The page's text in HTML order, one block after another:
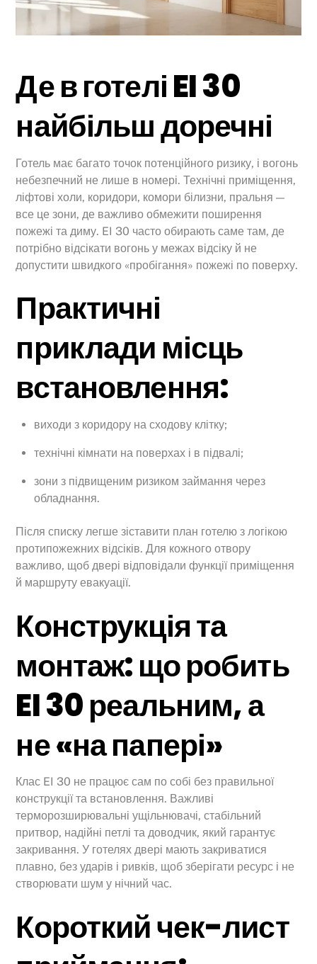
Де в готелі EI 30
найбільш доречні
Готель має багато точок потенційного ризику, і вогонь
небезпечний не лише в номері. Технічні приміщення,
ліфтові холи, коридори, комори білизни, пральня —
все це зони, де важливо обмежити поширення
пожежі та диму. EI 30 часто обирають саме там, де
потрібно відсікати вогонь у межах відсіку й не
допустити швидкого «пробігання» пожежі по поверху.
Практичні
приклади місць
встановлення:
виходи з коридору на сходову клітку;
технічні кімнати на поверхах і в підвалі;
зони з підвищеним ризиком займання через
обладнання.
Після списку легше зіставити план готелю з логікою
протипожежних відсіків. Для кожного отвору
важливо, щоб двері відповідали функції приміщення
й маршруту евакуації.
Конструкція та
монтаж: що робить
EI 30 реальним, а
не «на папері»
Клас EI 30 не працює сам по собі без правильної
конструкції та встановлення. Важливі
терморозширювальні ущільнювачі, стабільний
притвор, надійні петлі та доводчик, який гарантує
закривання. У готелях двері мають закриватися
плавно, без ударів і ривків, щоб зберігати ресурс і не
створювати шум у нічний час.
Короткий чек-лист